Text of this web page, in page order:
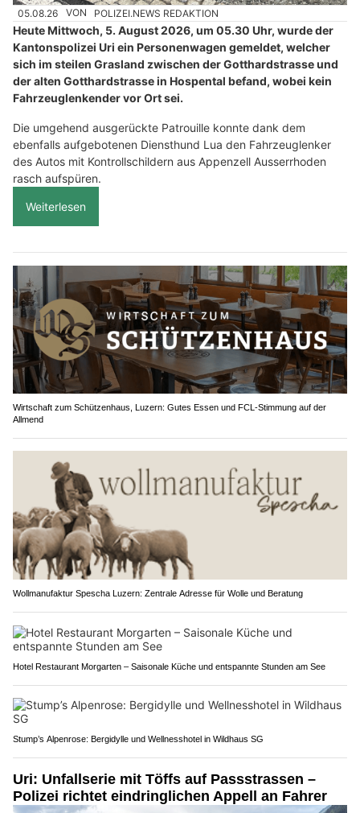
05.08.26 VON POLIZEI.NEWS REDAKTION
Heute Mittwoch, 5. August 2026, um 05.30 Uhr, wurde der
Kantonspolizei Uri ein Personenwagen gemeldet, welcher
sich im steilen Grasland zwischen der Gotthardstrasse und
der alten Gotthardstrasse in Hospental befand, wobei kein
Fahrzeuglenkender vor Ort sei.
Die umgehend ausgerückte Patrouille konnte dank dem
ebenfalls aufgebotenen Diensthund Lua den Fahrzeuglenker
des Autos mit Kontrollschildern aus Appenzell Ausserrhoden
rasch aufspüren.
Weiterlesen
Wirtschaft zum Schützenhaus, Luzern: Gutes Essen und FCL-Stimmung auf der
Allmend
Wollmanufaktur Spescha Luzern: Zentrale Adresse für Wolle und Beratung
Hotel Restaurant Morgarten – Saisonale Küche und entspannte Stunden am See
Stump’s Alpenrose: Bergidylle und Wellnesshotel in Wildhaus SG
Uri: Unfallserie mit Töffs auf Passstrassen –
Polizei richtet eindringlichen Appell an Fahrer